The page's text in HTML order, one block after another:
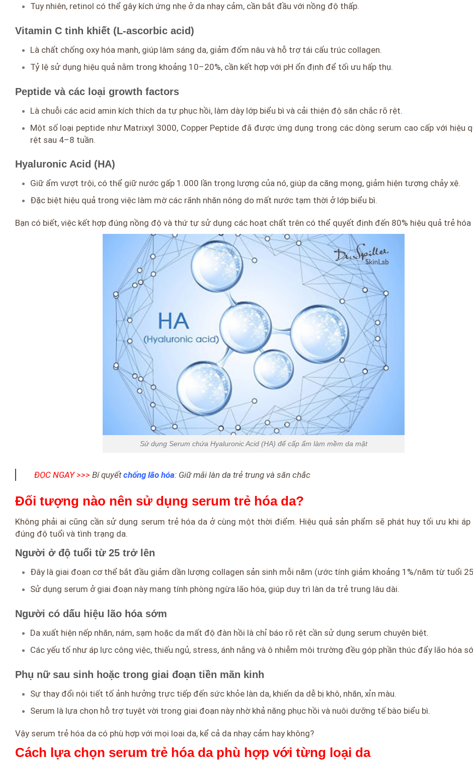
Tuy nhiên, retinol có thể gây kích ứng nhẹ ở da nhạy cảm, cần bắt đầu với nồng độ thấp.
Vitamin C tinh khiết (L-ascorbic acid)
Là chất chống oxy hóa mạnh, giúp làm sáng da, giảm đốm nâu và hỗ trợ tái cấu trúc collagen.
Tỷ lệ sử dụng hiệu quả nằm trong khoảng 10–20%, cần kết hợp với pH ổn định để tối ưu hấp thụ.
Peptide và các loại growth factors
Là chuỗi các acid amin kích thích da tự phục hồi, làm dày lớp biểu bì và cải thiện độ săn chắc rõ rệt.
Một số loại peptide như Matrixyl 3000, Copper Peptide đã được ứng dụng trong các dòng serum cao cấp với hiệu
rệt sau 4–8 tuần.
Hyaluronic Acid (HA)
Giữ ẩm vượt trội, có thể giữ nước gấp 1.000 lần trọng lượng của nó, giúp da căng mọng, giảm hiện tượng chảy xệ.
Đặc biệt hiệu quả trong việc làm mờ các rãnh nhăn nông do mất nước tạm thời ở lớp biểu bì.
Bạn có biết, việc kết hợp đúng nồng độ và thứ tự sử dụng các hoạt chất trên có thể quyết định đến 80% hiệu quả trẻ hóa
Sử dụng Serum chứa Hyaluronic Acid (HA) để cấp ẩm làm mềm da mặt
ĐỌC NGAY >>> Bí quyếtchống lão hóa: Giữ mãi làn da trẻ trung và săn chắc
Đối tượng nào nên sử dụng serum trẻ hóa da?
Không phải ai cũng cần sử dụng serum trẻ hóa da ở cùng một thời điểm. Hiệu quả sản phẩm sẽ phát huy tối ưu khi áp
đúng độ tuổi và tình trạng da.
Người ở độ tuổi từ 25 trở lên
Đây là giai đoạn cơ thể bắt đầu giảm dần lượng collagen sản sinh mỗi năm (ước tính giảm khoảng 1%/năm từ tuổi
Sử dụng serum ở giai đoạn này mang tính phòng ngừa lão hóa, giúp duy trì làn da trẻ trung lâu dài.
Người có dấu hiệu lão hóa sớm
Da xuất hiện nếp nhăn, nám, sạm hoặc da mất độ đàn hồi là chỉ báo rõ rệt cần sử dụng serum chuyên biệt.
Các yếu tố như áp lực công việc, thiếu ngủ, stress, ánh nắng và ô nhiễm môi trường đều góp phần thúc đẩy lão hóa
Phụ nữ sau sinh hoặc trong giai đoạn tiền mãn kinh
Sự thay đổi nội tiết tố ảnh hưởng trực tiếp đến sức khỏe làn da, khiến da dễ bị khô, nhăn, xỉn màu.
Serum là lựa chọn hỗ trợ tuyệt vời trong giai đoạn này nhờ khả năng phục hồi và nuôi dưỡng tế bào biểu bì.
Vậy serum trẻ hóa da có phù hợp với mọi loại da, kể cả da nhạy cảm hay không?
Cách lựa chọn serum trẻ hóa da phù hợp với từng loại da